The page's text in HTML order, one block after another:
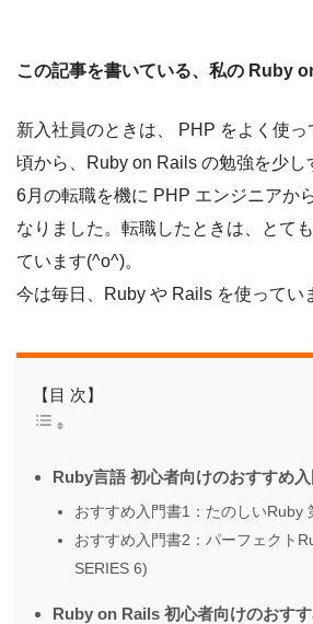
この記事を書いている、私の Ruby
新入社員のときは、 PHP をよく使
頃から、Ruby on Rails の勉強を少
6月の転職を機に PHP エンジニアか
なりました。転職したときは、とて
ています(^o^)。
今は毎日、Ruby や Rails を使ってい
【目 次】
Ruby言語 初心者向けのおすすめ
おすすめ入門書1：たのしいRuby
おすすめ入門書2：パーフェクト
SERIES 6)
Ruby on Rails 初心者向けのおす